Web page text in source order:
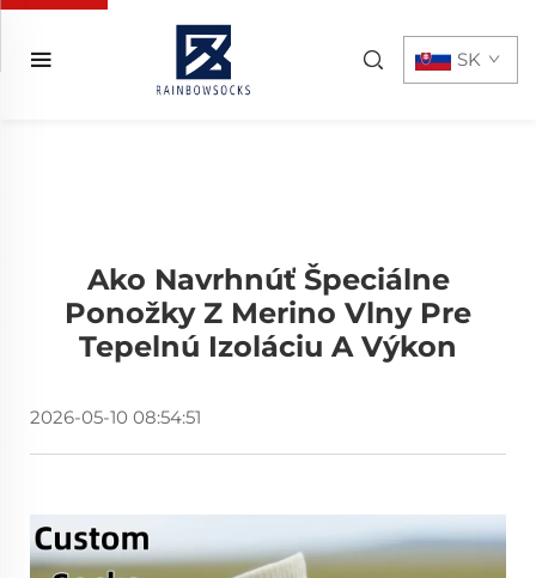
SK
Ako Navrhnúť Špeciálne
Ponožky Z Merino Vlny Pre
Tepelnú Izoláciu A Výkon
2026-05-10 08:54:51